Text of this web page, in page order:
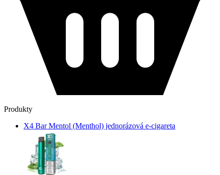
Produkty
X4 Bar Mentol (Menthol) jednorázová e-cigareta